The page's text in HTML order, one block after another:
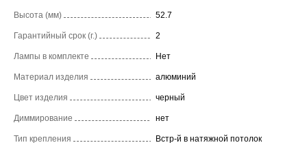
Высота (мм) 52.7
Гарантийный срок (г.) 2
Лампы в комплекте Нет
Материал изделия алюминий
Цвет изделия черный
Диммирование нет
Тип крепления Встр-й в натяжной потолок